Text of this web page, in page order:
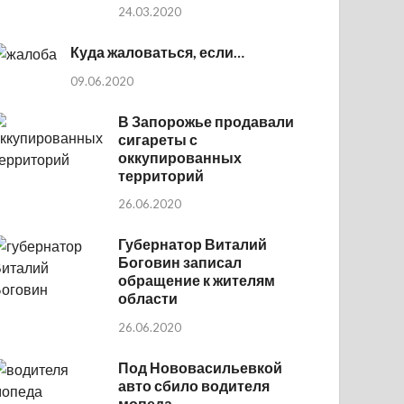
24.03.2020
Куда жаловаться, если…
09.06.2020
В Запорожье продавали
сигареты с
оккупированных
территорий
26.06.2020
Губернатор Виталий
Боговин записал
обращение к жителям
области
26.06.2020
Под Нововасильевкой
авто сбило водителя